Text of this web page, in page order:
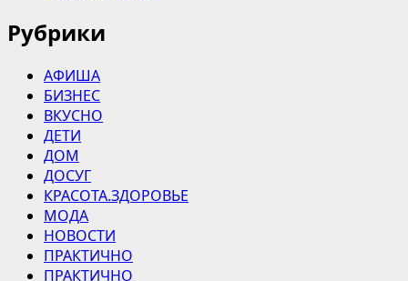
Рубрики
АФИША
БИЗНЕС
ВКУСНО
ДЕТИ
ДОМ
ДОСУГ
КРАСОТА.ЗДОРОВЬЕ
МОДА
НОВОСТИ
ПРАКТИЧНО
ПРАКТИЧНО